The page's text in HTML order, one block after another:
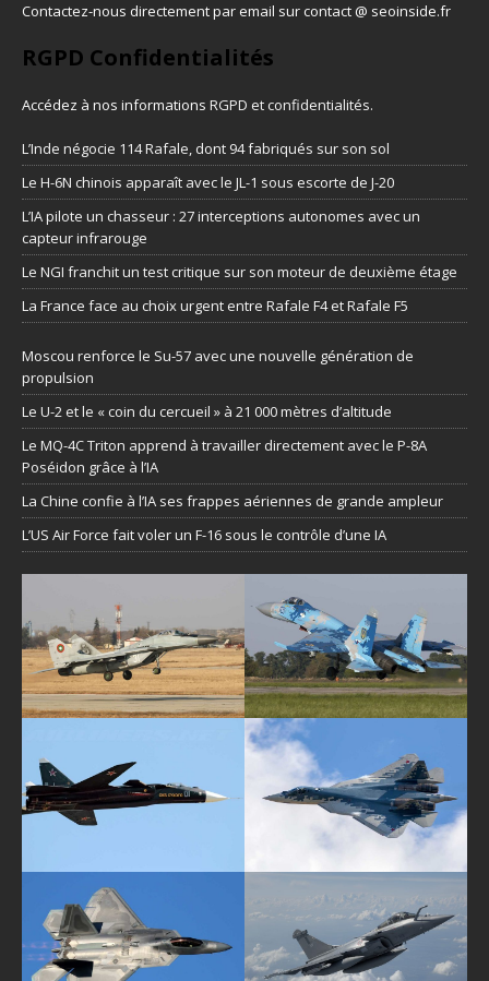
Contactez-nous directement par email sur contact @ seoinside.fr
RGPD Confidentialités
Accédez à nos informations RGPD et confidentialités.
L’Inde négocie 114 Rafale, dont 94 fabriqués sur son sol
Le H-6N chinois apparaît avec le JL-1 sous escorte de J-20
L’IA pilote un chasseur : 27 interceptions autonomes avec un
capteur infrarouge
Le NGI franchit un test critique sur son moteur de deuxième étage
La France face au choix urgent entre Rafale F4 et Rafale F5
Moscou renforce le Su-57 avec une nouvelle génération de
propulsion
Le U-2 et le « coin du cercueil » à 21 000 mètres d’altitude
Le MQ-4C Triton apprend à travailler directement avec le P-8A
Poséidon grâce à l’IA
La Chine confie à l’IA ses frappes aériennes de grande ampleur
L’US Air Force fait voler un F-16 sous le contrôle d’une IA